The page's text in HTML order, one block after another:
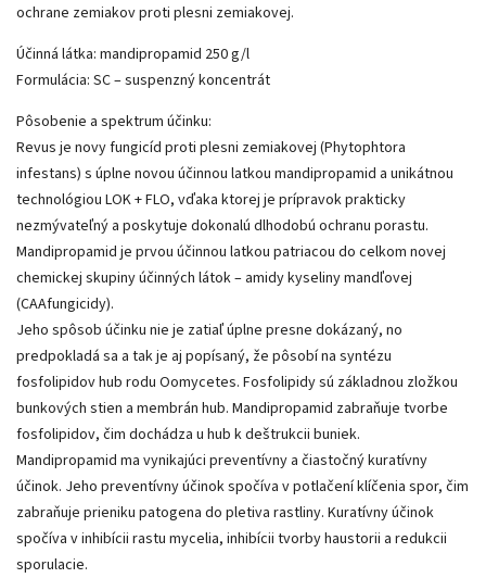
ochrane zemiakov proti plesni zemiakovej.
Účinná látka: mandipropamid 250 g/l
Formulácia: SC – suspenzný koncentrát
Pôsobenie a spektrum účinku:
Revus je novy fungicíd proti plesni zemiakovej (Phytophtora
infestans) s úplne novou účinnou latkou mandipropamid a unikátnou
technológiou LOK + FLO, vďaka ktorej je prípravok prakticky
nezmývateľný a poskytuje dokonalú dlhodobú ochranu porastu.
Mandipropamid je prvou účinnou latkou patriacou do celkom novej
chemickej skupiny účinných látok – amidy kyseliny mandľovej
(CAAfungicidy).
Jeho spôsob účinku nie je zatiaľ úplne presne dokázaný, no
predpokladá sa a tak je aj popísaný, že pôsobí na syntézu
fosfolipidov hub rodu Oomycetes. Fosfolipidy sú základnou zložkou
bunkových stien a membrán hub. Mandipropamid zabraňuje tvorbe
fosfolipidov, čim dochádza u hub k deštrukcii buniek.
Mandipropamid ma vynikajúci preventívny a čiastočný kuratívny
účinok. Jeho preventívny účinok spočíva v potlačení klíčenia spor, čim
zabraňuje prieniku patogena do pletiva rastliny. Kuratívny účinok
spočíva v inhibícii rastu mycelia, inhibícii tvorby haustorii a redukcii
sporulacie.